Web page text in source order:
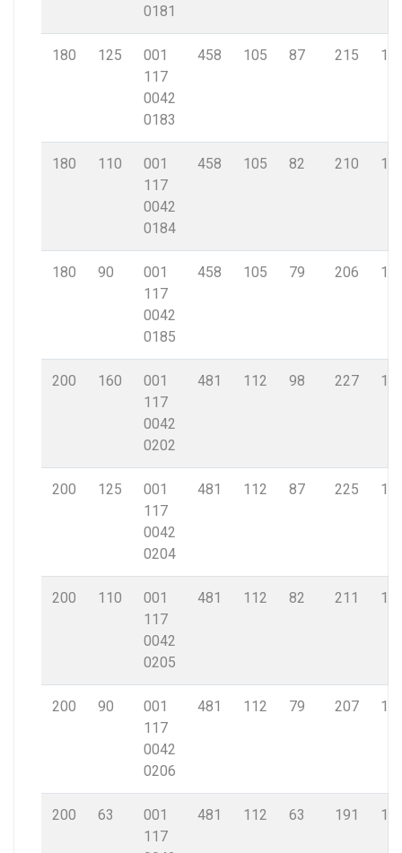
0181
180 125
001
117
0042
0183
458 105 87 215
180 110
001
117
0042
0184
458 105 82 210
180 90
001
117
0042
0185
458 105 79 206
200 160
001
117
0042
0202
481 112 98 227
200 125
001
117
0042
0204
481 112 87 225
200 110
001
117
0042
0205
481 112 82 211
200 90
001
117
0042
0206
481 112 79 207
200 63
001
117
481 112 63 191